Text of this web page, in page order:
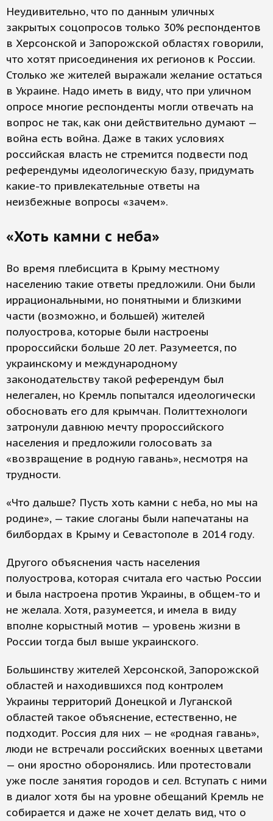
Неудивительно, что по данным уличных
закрытых соцопросов только 30% респондентов
в Херсонской и Запорожской областях говорили,
что хотят присоединения их регионов к России.
Столько же жителей выражали желание остаться
в Украине. Надо иметь в виду, что при уличном
опросе многие респонденты могли отвечать на
вопрос не так, как они действительно думают —
война есть война. Даже в таких условиях
российская власть не стремится подвести под
референдумы идеологическую базу, придумать
какие-то привлекательные ответы на
неизбежные вопросы «зачем».
«Хоть камни с неба»
Во время плебисцита в Крыму местному
населению такие ответы предложили. Они были
иррациональными, но понятными и близкими
части (возможно, и большей) жителей
полуострова, которые были настроены
пророссийски больше 20 лет. Разумеется, по
украинскому и международному
законодательству такой референдум был
нелегален, но Кремль попытался идеологически
обосновать его для крымчан. Политтехнологи
затронули давнюю мечту пророссийского
населения и предложили голосовать за
«возвращение в родную гавань», несмотря на
трудности.
«Что дальше? Пусть хоть камни с неба, но мы на
родине», — такие слоганы были напечатаны на
билбордах в Крыму и Севастополе в 2014 году.
Другого объяснения часть населения
полуострова, которая считала его частью России
и была настроена против Украины, в общем-то и
не желала. Хотя, разумеется, и имела в виду
вполне корыстный мотив — уровень жизни в
России тогда был выше украинского.
Большинству жителей Херсонской, Запорожской
областей и находившихся под контролем
Украины территорий Донецкой и Луганской
областей такое объяснение, естественно, не
подходит. Россия для них — не «родная гавань»,
люди не встречали российских военных цветами
— они яростно оборонялись. Или протестовали
уже после занятия городов и сел. Вступать с ними
в диалог хотя бы на уровне обещаний Кремль не
собирается и даже не хочет делать вид, что о